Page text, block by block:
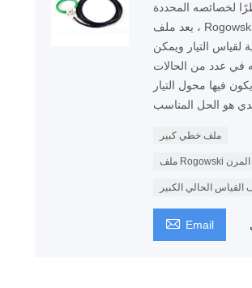
لخصائصه المحددة
، يعد ملف Rogowski حلاً مريحًا
لقياس التيار ويمكن
في عدد من الحالات
فيها محول التيار
ملف خطي كبير
ملف Rogowski المرن
القياس الحالي الكبير
 Email